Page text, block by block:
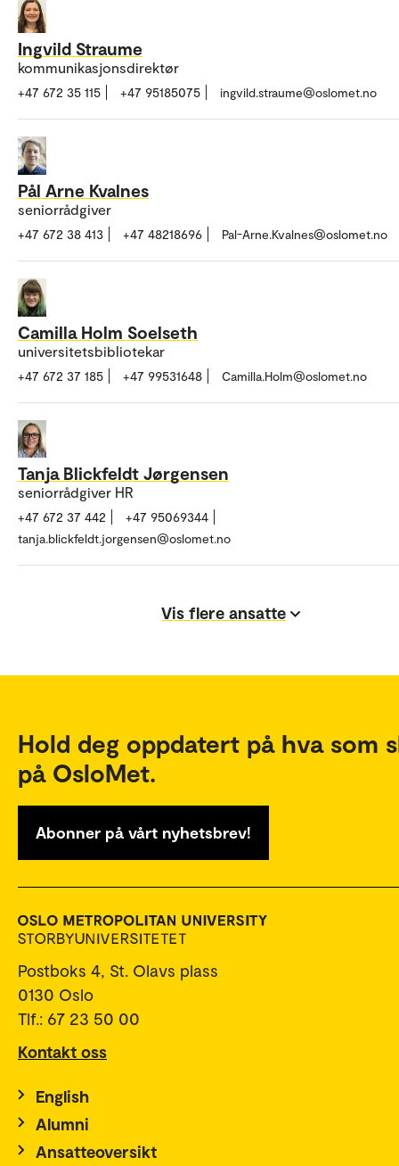
Ingvild Straume
kommunikasjonsdirektør
+47 672 35 115 +47 95185075 ingvild.straume@oslomet.no
Pål Arne Kvalnes
seniorrådgiver
+47 672 38 413 +47 48218696 Pal-Arne.Kvalnes@oslomet.no
Camilla Holm Soelseth
universitetsbibliotekar
+47 672 37 185 +47 99531648 Camilla.Holm@oslomet.no
Tanja Blickfeldt Jørgensen
seniorrådgiver HR
+47 672 37 442
+47 95069344
tanja.blickfeldt.jorgensen@oslomet.no
Vis flere ansatte
Hold deg oppdatert på hva som
på OsloMet.
Abonner på vårt nyhetsbrev!
Postboks 4, St. Olavs plass
0130 Oslo
Tlf.: 67 23 50 00
Kontakt oss
English
Alumni
Ansatteoversikt